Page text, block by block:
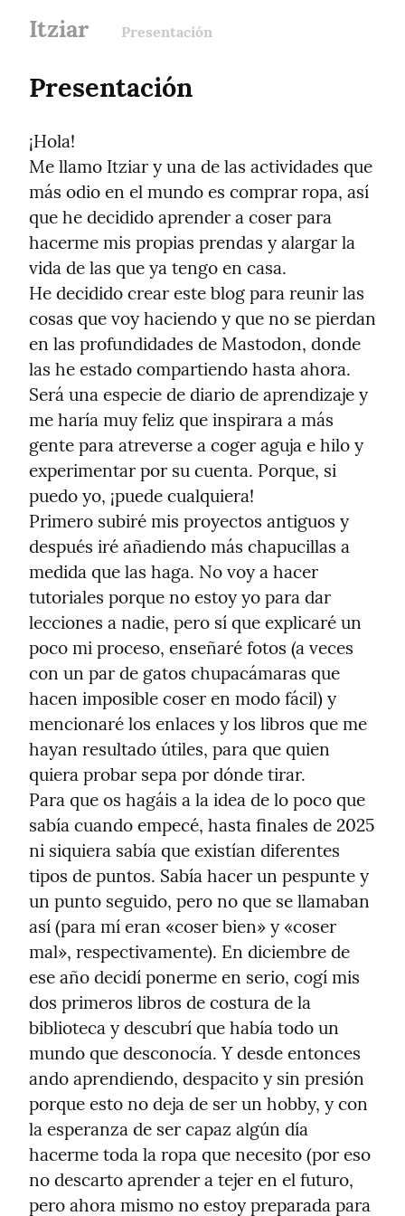
Itziar Presentación
Presentación
¡Hola!
Me llamo Itziar y una de las actividades que
más odio en el mundo es comprar ropa, así
que he decidido aprender a coser para
hacerme mis propias prendas y alargar la
vida de las que ya tengo en casa.
He decidido crear este blog para reunir las
cosas que voy haciendo y que no se pierdan
en las profundidades de Mastodon, donde
las he estado compartiendo hasta ahora.
Será una especie de diario de aprendizaje y
me haría muy feliz que inspirara a más
gente para atreverse a coger aguja e hilo y
experimentar por su cuenta. Porque, si
puedo yo, ¡puede cualquiera!
Primero subiré mis proyectos antiguos y
después iré añadiendo más chapucillas a
medida que las haga. No voy a hacer
tutoriales porque no estoy yo para dar
lecciones a nadie, pero sí que explicaré un
poco mi proceso, enseñaré fotos (a veces
con un par de gatos chupacámaras que
hacen imposible coser en modo fácil) y
mencionaré los enlaces y los libros que me
hayan resultado útiles, para que quien
quiera probar sepa por dónde tirar.
Para que os hagáis a la idea de lo poco que
sabía cuando empecé, hasta finales de 2025
ni siquiera sabía que existían diferentes
tipos de puntos. Sabía hacer un pespunte y
un punto seguido, pero no que se llamaban
así (para mí eran «coser bien» y «coser
mal», respectivamente). En diciembre de
ese año decidí ponerme en serio, cogí mis
dos primeros libros de costura de la
biblioteca y descubrí que había todo un
mundo que desconocía. Y desde entonces
ando aprendiendo, despacito y sin presión
porque esto no deja de ser un hobby, y con
la esperanza de ser capaz algún día
hacerme toda la ropa que necesito (por eso
no descarto aprender a tejer en el futuro,
pero ahora mismo no estoy preparada para